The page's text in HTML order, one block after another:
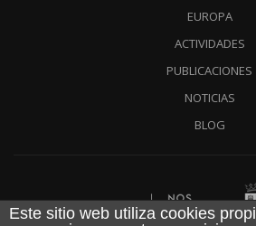
EUROPA
ACTIVIDADES
PUBLICACIONES
NOTICIAS
BLOG
Financiado por
Este sitio web utiliza cookies